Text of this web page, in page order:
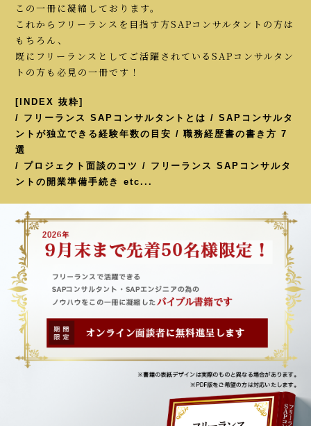
この一冊に凝縮しております。
これからフリーランスを目指す方SAPコンサルタントの方は
もちろん、
既にフリーランスとしてご活躍されているSAPコンサルタン
トの方も必見の一冊です！
[INDEX 抜粋]
/ フリーランス SAPコンサルタントとは / SAPコンサルタ
ントが独立できる経験年数の目安 / 職務経歴書の書き方 7
選
/ プロジェクト面談のコツ / フリーランス SAPコンサルタ
ントの開業準備手続き etc...